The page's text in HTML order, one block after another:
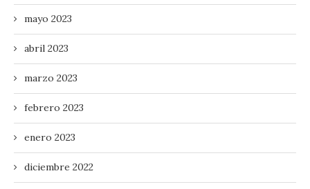
mayo 2023
abril 2023
marzo 2023
febrero 2023
enero 2023
diciembre 2022